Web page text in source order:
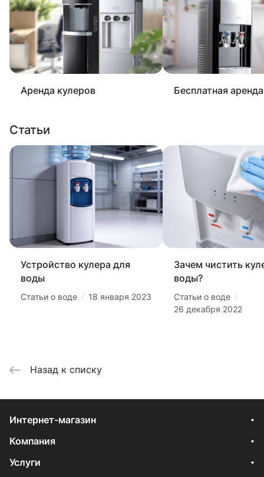
Аренда кулеров Бесплатная
Статьи
Устройство кулера для
воды
Статьи о воде / 18 января 2023
Зачем чистить
воды?
Статьи о воде /
26 декабря 2022
Назад к списку
Интернет-магазин
Компания
Услуги